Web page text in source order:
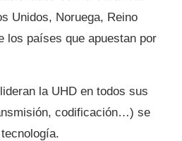
Unidos, Noruega, Reino
los países que apuestan por
la UHD en todos sus
codificación…) se